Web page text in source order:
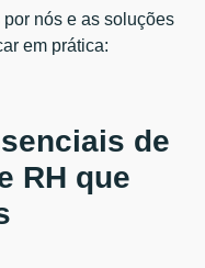
nós e as soluções
em prática:
de
RH que